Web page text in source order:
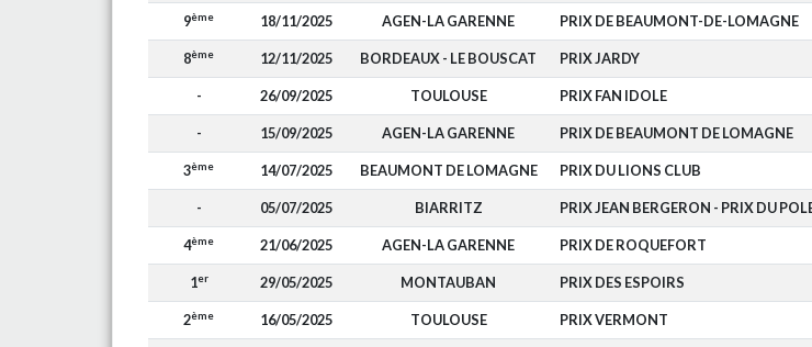
9ème 18/11/2025 AGEN-LA GARENNE PRIX DE BEAUMONT-DE-LOMAGNE
8ème 12/11/2025 BORDEAUX - LE BOUSCAT PRIX JARDY
- 26/09/2025 TOULOUSE PRIX FAN IDOLE
- 15/09/2025 AGEN-LA GARENNE PRIX DE BEAUMONT DE LOMAGNE
3ème 14/07/2025 BEAUMONT DE LOMAGNE PRIX DU LIONS CLUB
- 05/07/2025 BIARRITZ PRIX JEAN BERGERON - PRIX DU
4ème 21/06/2025 AGEN-LA GARENNE PRIX DE ROQUEFORT
1er 29/05/2025 MONTAUBAN PRIX DES ESPOIRS
2ème 16/05/2025 TOULOUSE PRIX VERMONT